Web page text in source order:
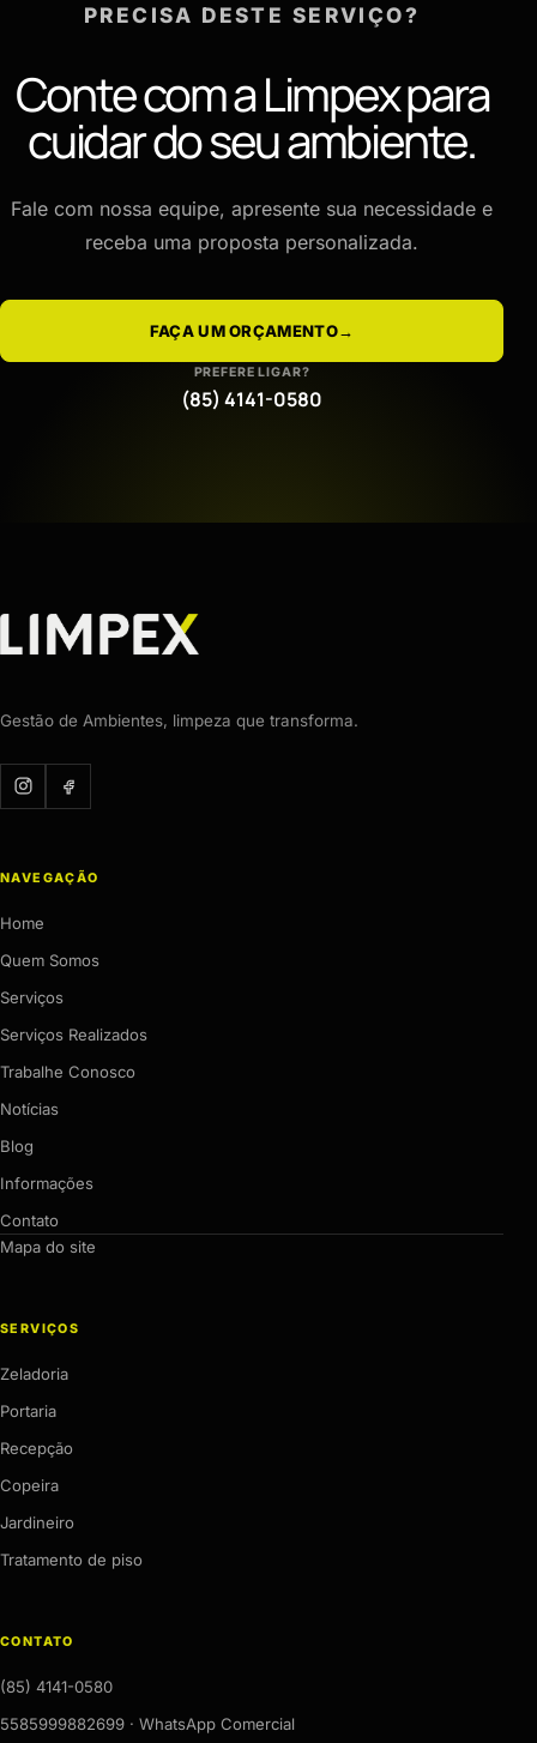
PRECISA DESTE SERVIÇO?
Conte com a Limpex para
cuidar do seu ambiente.
Fale com nossa equipe, apresente sua necessidade e
receba uma proposta personalizada.
FAÇA UM ORÇAMENTO→
PREFERE LIGAR?
(85) 4141-0580
Gestão de Ambientes, limpeza que transforma.
NAVEGAÇÃO
Home
Quem Somos
Serviços
Serviços Realizados
Trabalhe Conosco
Notícias
Blog
Informações
Contato
Mapa do site
SERVIÇOS
Zeladoria
Portaria
Recepção
Copeira
Jardineiro
Tratamento de piso
CONTATO
(85) 4141-0580
5585999882699 · WhatsApp Comercial